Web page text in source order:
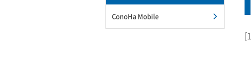
ConoHa Mobile